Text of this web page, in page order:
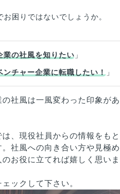
お困りではないでしょうか。
業の社風を知りたい 」
ンチャー企業に転職したい！ 」
社風は一風変わった印象が
は、現役社員からの情報をも
。社風への向き合い方や見極
お役に立てれば嬉しく思いま
ックして下さい。